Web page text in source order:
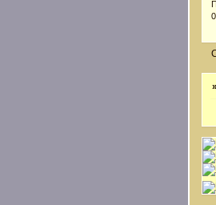
»